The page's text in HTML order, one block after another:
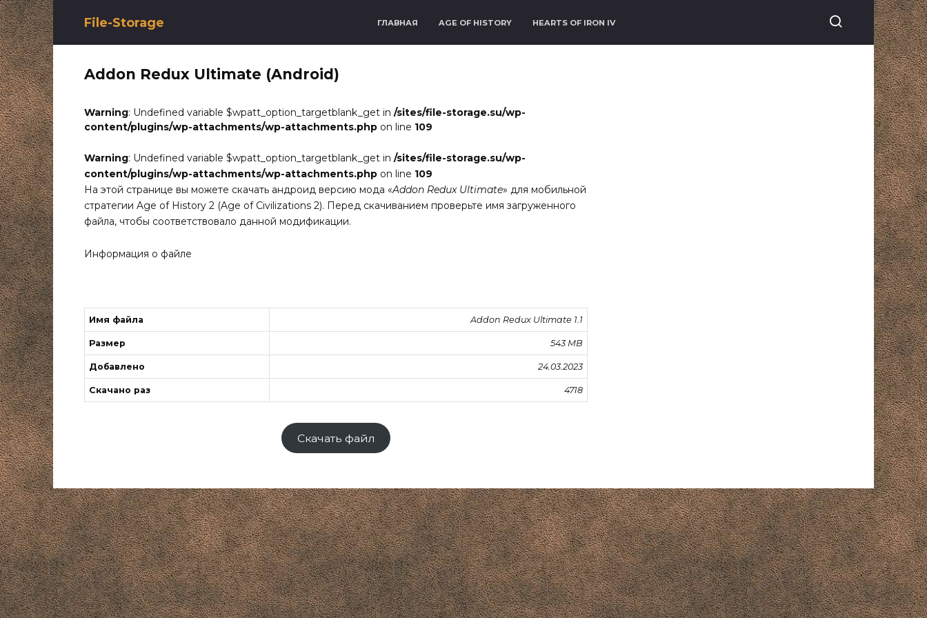
Перейти
к
содержанию
File-Storage ГЛАВНАЯ AGE OF HISTORY HEARTS OF IRON IV
Addon Redux Ultimate (Android)
Warning: Undefined variable $wpatt_option_targetblank_get in /sites/file-storage.su/wp-
content/plugins/wp-attachments/wp-attachments.php on line 109
Warning: Undefined variable $wpatt_option_targetblank_get in /sites/file-storage.su/wp-
content/plugins/wp-attachments/wp-attachments.php on line 109
На этой странице вы можете скачать андроид версию мода «Addon Redux Ultimate» для мобильной
стратегии Age of History 2 (Age of Civilizations 2). Перед скачиванием проверьте имя загруженного
файла, чтобы соответствовало данной модификации.
Информация о файле
Имя файла Addon Redux Ultimate 1.1
Размер 543 MB
Добавлено 24.03.2023
Скачано раз 4718
Скачать файл